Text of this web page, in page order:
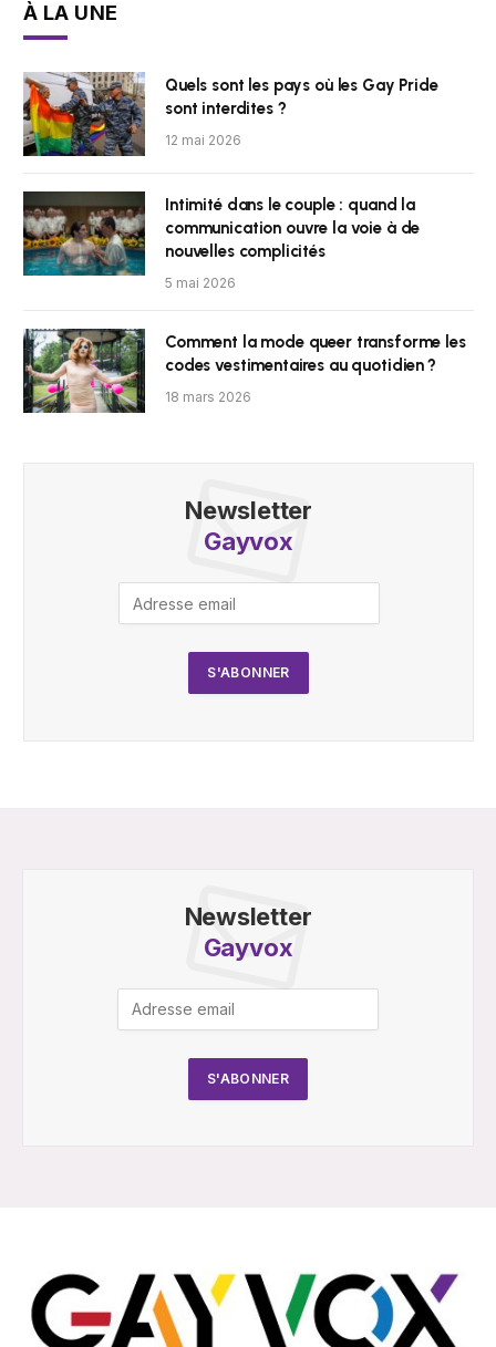
À LA UNE
Quels sont les pays où les Gay Pride
sont interdites ?
12 mai 2026
Intimité dans le couple : quand la
communication ouvre la voie à de
nouvelles complicités
5 mai 2026
Comment la mode queer transforme les
codes vestimentaires au quotidien ?
18 mars 2026
Newsletter
Gayvox
Newsletter
Gayvox